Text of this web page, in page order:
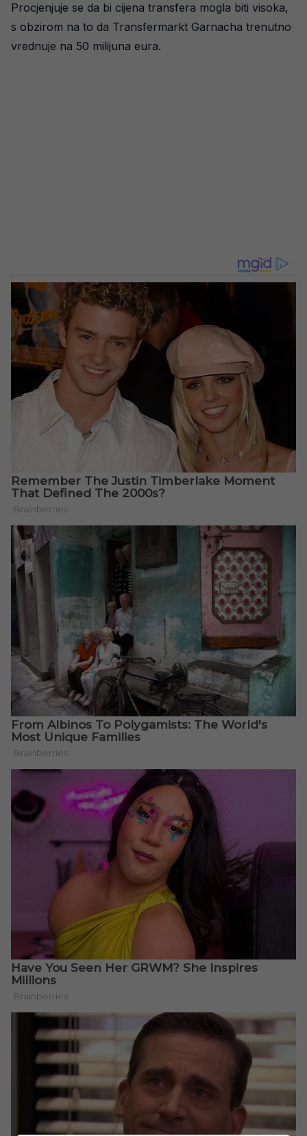
Procjenjuje se da bi cijena transfera mogla biti visoka,
s obzirom na to da Transfermarkt Garnacha trenutno
vrednuje na 50 milijuna eura.